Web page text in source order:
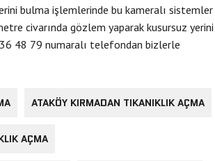
bulma işlemlerinde bu kameralı sistemler
civarında gözlem yaparak kusursuz yerini
48 79 numaralı telefondan bizlerle
ATAKÖY KIRMADAN TIKANIKLIK AÇMA
AÇMA